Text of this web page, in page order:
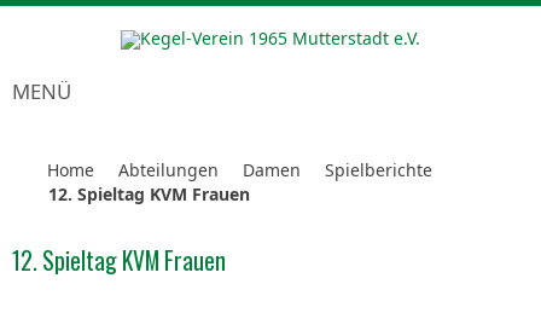
MENÜ
Home Abteilungen Damen
Spielberichte
12. Spieltag KVM Frauen
12. Spieltag KVM Frauen